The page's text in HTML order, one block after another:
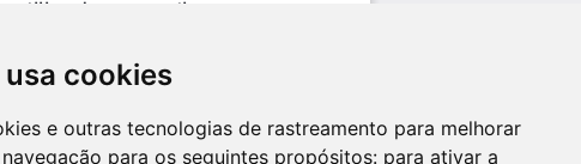
cookies
e outras tecnologias de rastreamento para melhorar
para os seguintes propósitos: para ativar a